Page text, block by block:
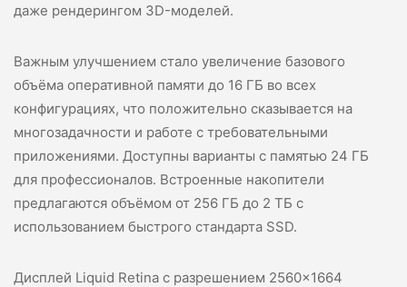
даже рендерингом 3D-моделей.
Важным улучшением стало увеличение базового
объёма оперативной памяти до 16 ГБ во всех
конфигурациях, что положительно сказывается на
многозадачности и работе с требовательными
приложениями. Доступны варианты с памятью 24 ГБ
для профессионалов. Встроенные накопители
предлагаются объёмом от 256 ГБ до 2 ТБ с
использованием быстрого стандарта SSD.
Дисплей Liquid Retina с разрешением 2560×1664